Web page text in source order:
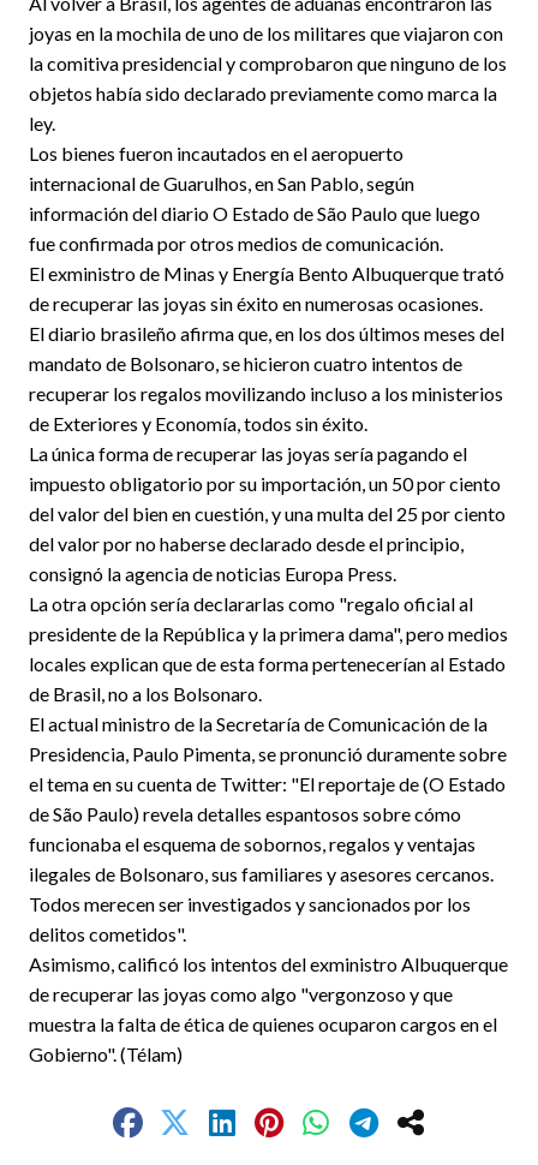
joyas en la mochila de uno de los militares que viajaron con
la comitiva presidencial y comprobaron que ninguno de los
objetos había sido declarado previamente como marca la
ley.
Los bienes fueron incautados en el aeropuerto
internacional de Guarulhos, en San Pablo, según
información del diario O Estado de São Paulo que luego
fue confirmada por otros medios de comunicación.
El exministro de Minas y Energía Bento Albuquerque trató
de recuperar las joyas sin éxito en numerosas ocasiones.
El diario brasileño afirma que, en los dos últimos meses del
mandato de Bolsonaro, se hicieron cuatro intentos de
recuperar los regalos movilizando incluso a los ministerios
de Exteriores y Economía, todos sin éxito.
La única forma de recuperar las joyas sería pagando el
impuesto obligatorio por su importación, un 50 por ciento
del valor del bien en cuestión, y una multa del 25 por ciento
del valor por no haberse declarado desde el principio,
consignó la agencia de noticias Europa Press.
La otra opción sería declararlas como "regalo oficial al
presidente de la República y la primera dama", pero medios
locales explican que de esta forma pertenecerían al Estado
de Brasil, no a los Bolsonaro.
El actual ministro de la Secretaría de Comunicación de la
Presidencia, Paulo Pimenta, se pronunció duramente sobre
el tema en su cuenta de Twitter: "El reportaje de (O Estado
de São Paulo) revela detalles espantosos sobre cómo
funcionaba el esquema de sobornos, regalos y ventajas
ilegales de Bolsonaro, sus familiares y asesores cercanos.
Todos merecen ser investigados y sancionados por los
delitos cometidos".
Asimismo, calificó los intentos del exministro Albuquerque
de recuperar las joyas como algo "vergonzoso y que
muestra la falta de ética de quienes ocuparon cargos en el
Gobierno". (Télam)